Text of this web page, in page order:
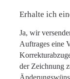
Erhalte ich
Ja, wir
Auftrages eine
der Zeichnung